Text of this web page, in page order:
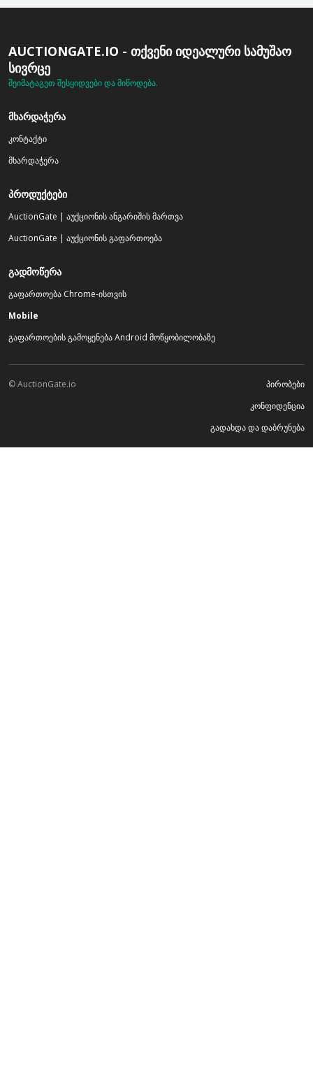
AUCTIONGATE.IO - ᲗᲥᲕᲔᲜᲘ ᲘᲓᲔᲐᲚᲣᲠᲘ ᲡᲐᲛᲣᲨᲐᲝ
ᲡᲘᲕᲠᲪᲔ
შეიმატაგეთ შესყიდვები და მიწოდება.
ᲛᲮᲐᲠᲓᲐᲭᲔᲠᲐ
კონტაქტი
მხარდაჭერა
ᲞᲠᲝᲓᲣᲥᲢᲔᲑᲘ
AuctionGate | აუქციონის ანგარიშის მართვა
AuctionGate | აუქციონის გაფართოება
ᲒᲐᲓᲛᲝᲬᲔᲠᲐ
გაფართოება Chrome-ისთვის
Mobile
გაფართოების გამოყენება Android მოწყობილობაზე
© AuctionGate.io
პირობები
კონფიდენცია
გადახდა და დაბრუნება